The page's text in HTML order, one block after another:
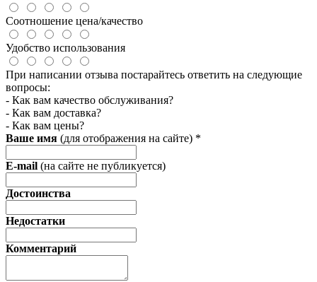
Соотношение цена/качество
Удобство использования
При написании отзыва постарайтесь ответить на следующие
вопросы:
- Как вам качество обслуживания?
- Как вам доставка?
- Как вам цены?
Ваше имя (для отображения на сайте) *
E-mail (на сайте не публикуется)
Достоинства
Недостатки
Комментарий